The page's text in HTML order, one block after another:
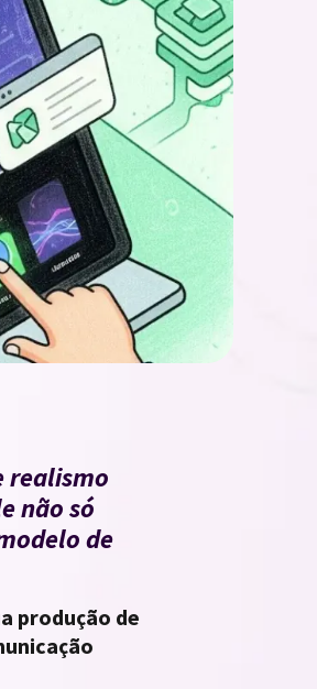
realismo
não só
de
produção de